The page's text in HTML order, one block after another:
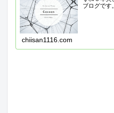
ブログです。
chiisan1116.com